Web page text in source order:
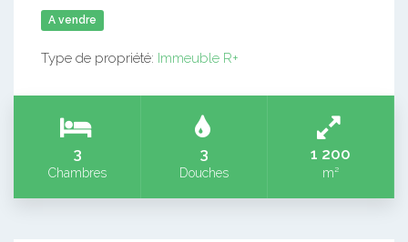
A vendre
Type de propriété: Immeuble R+
3
Chambres
3
Douches
1 200
m²